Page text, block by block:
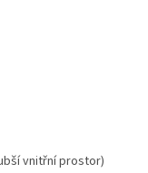
vnitřní prostor)